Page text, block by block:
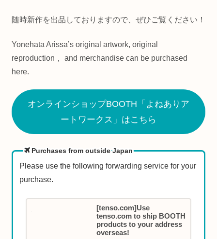
随時新作を出品しておりますので、ぜひご覧ください！
Yonehata Arissa’s original artwork, original
reproduction， and merchandise can be purchased
here.
オンラインショップBOOTH「よねありア
ートワークス」はこちら
Purchases from outside Japan
Please use the following forwarding service for your
purchase.
[tenso.com]Use
tenso.com to ship BOOTH
products to your address
overseas!